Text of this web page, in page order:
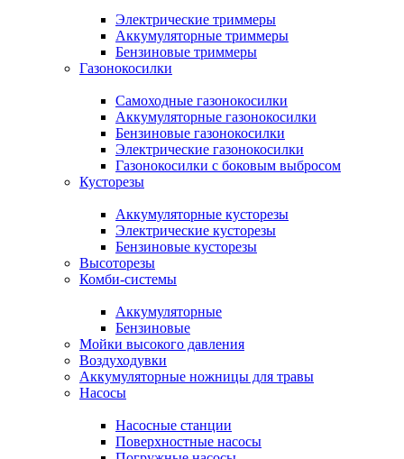
Электрические триммеры
Аккумуляторные триммеры
Бензиновые триммеры
Газонокосилки
Самоходные газонокосилки
Аккумуляторные газонокосилки
Бензиновые газонокосилки
Электрические газонокосилки
Газонокосилки с боковым выбросом
Кусторезы
Аккумуляторные кусторезы
Электрические кусторезы
Бензиновые кусторезы
Высоторезы
Комби-системы
Аккумуляторные
Бензиновые
Мойки высокого давления
Воздуходувки
Аккумуляторные ножницы для травы
Насосы
Насосные станции
Поверхностные насосы